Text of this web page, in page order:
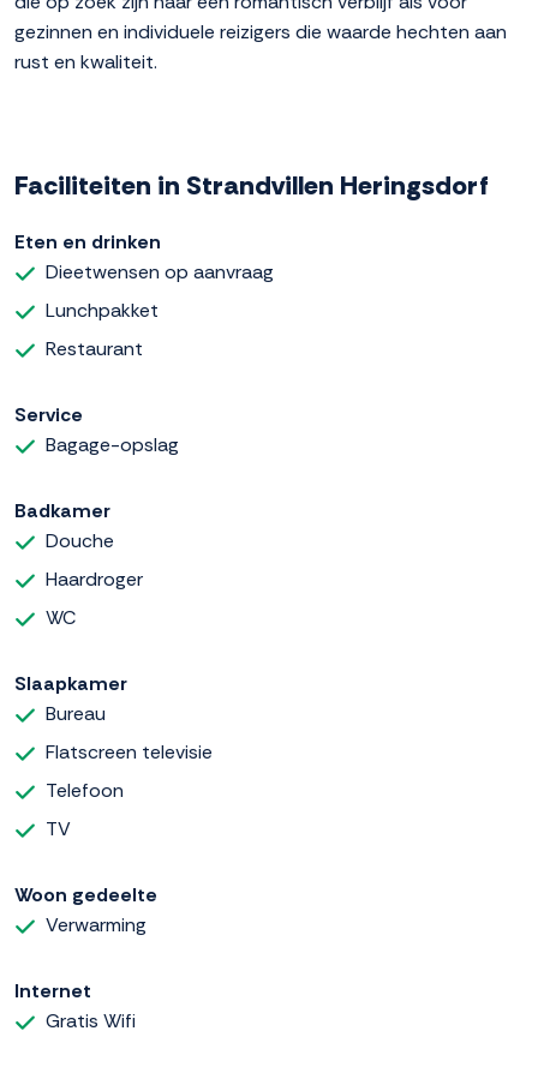
gezinnen en individuele reizigers die waarde hechten aan
rust en kwaliteit.
Faciliteiten in Strandvillen Heringsdorf
Eten en drinken
Dieetwensen op aanvraag
Lunchpakket
Restaurant
Service
Bagage-opslag
Badkamer
Douche
Haardroger
WC
Slaapkamer
Bureau
Flatscreen televisie
Telefoon
TV
Woon gedeelte
Verwarming
Internet
Gratis Wifi